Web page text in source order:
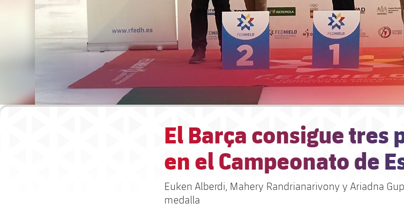
El Barça consigue tres
en el Campeonato de
Euken Alberdi, Mahery Randrianarivony y Ariadna
medalla